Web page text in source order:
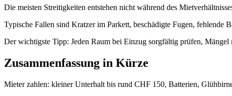
Die meisten Streitigkeiten entstehen nicht während des
Typische Fallen sind Kratzer im Parkett, beschädigte Fugen, fehlende
Der wichtigste Tipp: Jeden Raum bei Einzug sorgfältig prüfen,
Zusammenfassung in Kürze
Mieter zahlen: kleiner Unterhalt bis rund CHF 150, Batterien,